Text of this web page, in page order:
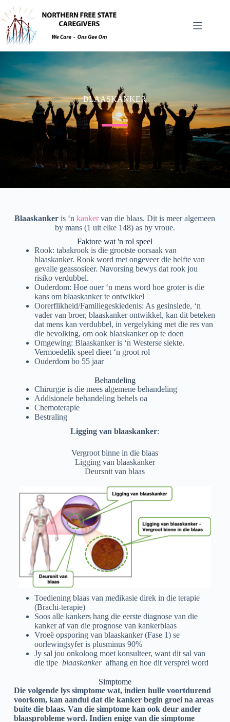
BLAASKANKER
Blaaskanker is ‘nkankervan die blaas. Dit is meer algemeen
by mans (1 uit elke 148) as by vroue.
Faktore wat 'n rol speel
Rook: tabakrook is die grootste oorsaak van
blaaskanker. Rook word met ongeveer die helfte van
gevalle geassosieer. Navorsing bewys dat rook jou
risiko verdubbel.
Ouderdom: Hoe ouer ‘n mens word hoe groter is die
kans om blaaskanker te ontwikkel
Oorerflikheid/Familiegeskiedenis: As gesinslede, ‘n
vader van broer, blaaskanker ontwikkel, kan dit beteken
dat mens kan verdubbel, in vergelyking met die res van
die bevolking, om ook blaaskanker op te doen
Omgewing: Blaaskanker is ‘n Westerse siekte.
Vermoedelik speel dieet ‘n groot rol
Ouderdom bo 55 jaar
Behandeling
Chirurgie is die mees algemene behandeling
Addisionele behandeling behels oa
Chemoterapie
Bestraling
Ligging van blaaskanker:
Vergroot binne in die blaas
Ligging van blaaskanker
Deursnit van blaas
Toediening blaas van medikasie direk in die terapie
(Brachi-terapie)
Soos alle kankers hang die eerste diagnose van die
kanker af van die prognose van kankerblaas
Vroeë opsporing van blaaskanker (Fase 1) se
oorlewingsyfer is plusminus 90%
Jy sal jou onkoloog moet konsulteer, want dit sal van
die tipe blaaskankerafhang en hoe dit versprei word
Simptome
Die volgende lys simptome wat, indien hulle voortdurend
voorkom, kan aandui dat die kanker begin groei na areas
buite die blaas. Van die simptome kan ook deur ander
blaasprobleme word. Indien enige van die simptome